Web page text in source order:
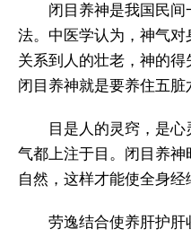
闭目养神是我国民
法。中医学认为，神气
关系到人的壮老，神的得
闭目养神就是要养住五脏
目是人的灵窍，是
气都上注于目。闭目养
自然，这样才能使全身经
劳逸结合使养肝护